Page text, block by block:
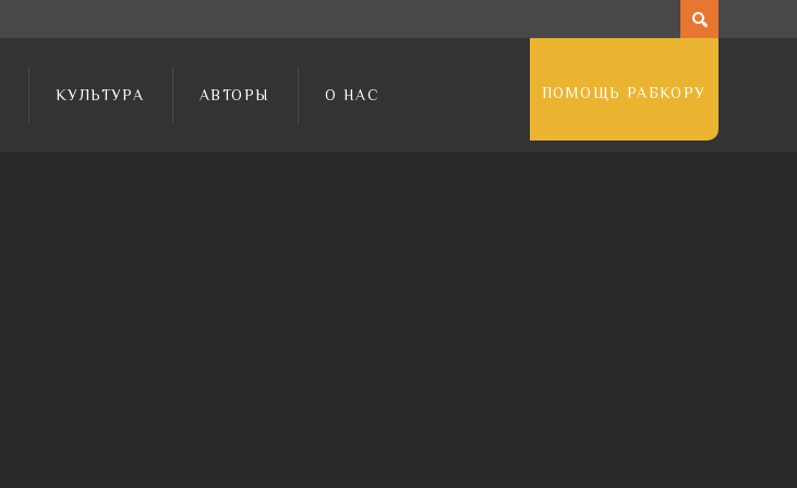
КУЛЬТУРА АВТОРЫ О НАС ПОМОЩЬ РАБКОРУ